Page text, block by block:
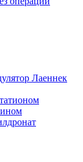
Лаеннек